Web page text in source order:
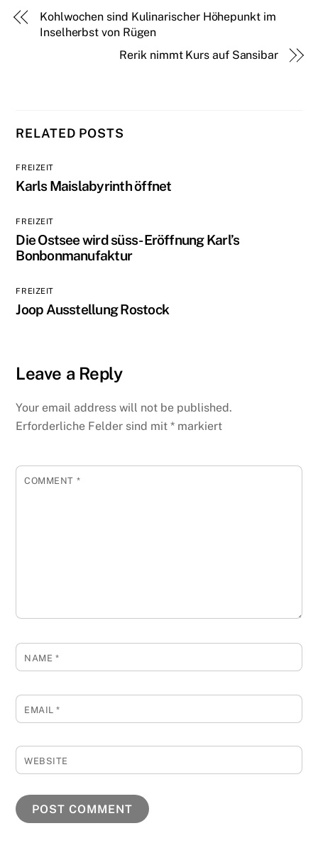
Kohlwochen sind Kulinarischer Höhepunkt im
Inselherbst von Rügen
Rerik nimmt Kurs auf Sansibar
RELATED POSTS
FREIZEIT
Karls Maislabyrinth öffnet
FREIZEIT
Die Ostsee wird süss- Eröffnung Karl’s
Bonbonmanufaktur
FREIZEIT
Joop Ausstellung Rostock
Leave a Reply
Your email address will not be published.
Erforderliche Felder sind mit* markiert
COMMENT *
NAME *
EMAIL*
WEBSITE